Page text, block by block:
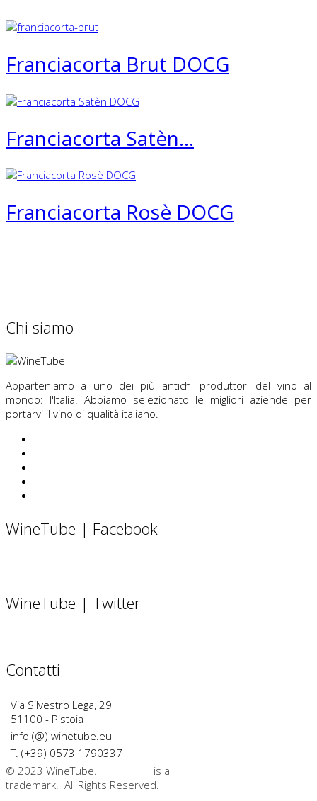
Franciacorta Brut DOCG
Franciacorta Satèn...
Franciacorta Rosè DOCG
Chi siamo
Apparteniamo a uno dei più antichi produttori del vino al
mondo: l'Italia. Abbiamo selezionato le migliori aziende per
portarvi il vino di qualità italiano.
WineTube | Facebook
WineTube | Twitter
Contatti
Via Silvestro Lega, 29
51100 - Pistoia
info (@) winetube.eu
T. (+39) 0573 1790337
© 2023 WineTube.
is a
trademark. All Rights Reserved.